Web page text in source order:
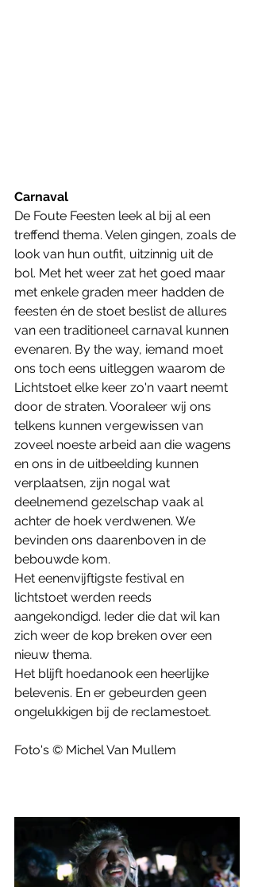
Carnaval
De Foute Feesten leek al bij al een
treffend thema. Velen gingen, zoals de
look van hun outfit, uitzinnig uit de
bol. Met het weer zat het goed maar
met enkele graden meer hadden de
feesten én de stoet beslist de allures
van een traditioneel carnaval kunnen
evenaren. By the way, iemand moet
ons toch eens uitleggen waarom de
Lichtstoet elke keer zo'n vaart neemt
door de straten. Vooraleer wij ons
telkens kunnen vergewissen van
zoveel noeste arbeid aan die wagens
en ons in de uitbeelding kunnen
verplaatsen, zijn nogal wat
deelnemend gezelschap vaak al
achter de hoek verdwenen. We
bevinden ons daarenboven in de
bebouwde kom.
Het eenenvijftigste festival en
lichtstoet werden reeds
aangekondigd. Ieder die dat wil kan
zich weer de kop breken over een
nieuw thema.
Het blijft hoedanook een heerlijke
belevenis. En er gebeurden geen
ongelukkigen bij de reclamestoet.
Foto's © Michel Van Mullem